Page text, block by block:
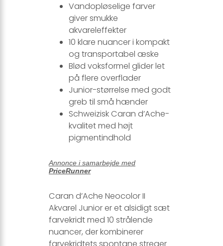
Vandopløselige farver
giver smukke
akvareleffekter
10 klare nuancer i kompakt
og transportabel æske
Blød voksformel glider let
på flere overflader
Junior-størrelse med godt
greb til små hænder
Schweizisk Caran d’Ache-
kvalitet med højt
pigmentindhold
Annonce i samarbejde med
PriceRunner
Caran d’Ache Neocolor II
Akvarel Junior er et alsidigt sæt
farvekridt med 10 strålende
nuancer, der kombinerer
farvekridtets spontane streger